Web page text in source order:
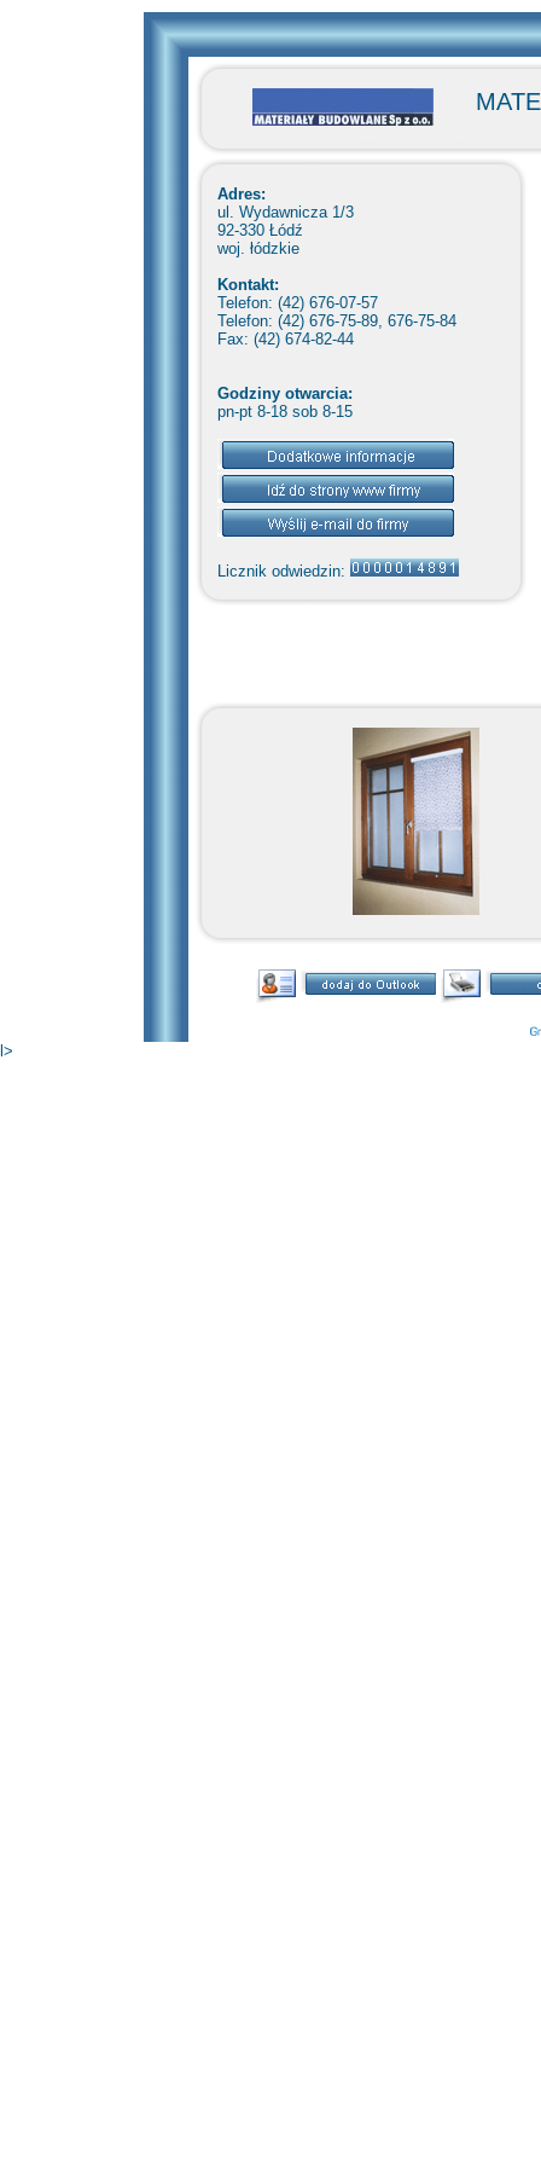
Adres:
ul. Wydawnicza 1/3
92-330 Łódź
woj. łódzkie
Kontakt:
Telefon: (42) 676-07-57
Telefon: (42) 676-75-89, 676-75-84
Fax: (42) 674-82-44
Godziny otwarcia:
pn-pt 8-18 sob 8-15
Licznik odwiedzin:
l>